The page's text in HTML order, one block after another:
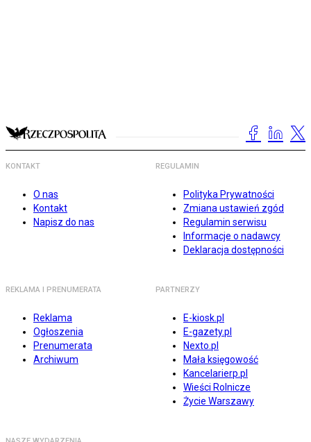
KONTAKT
O nas
Kontakt
Napisz do nas
REGULAMIN
Polityka Prywatności
Zmiana ustawień zgód
Regulamin serwisu
Informacje o nadawcy
Deklaracja dostępności
REKLAMA I PRENUMERATA
Reklama
Ogłoszenia
Prenumerata
Archiwum
PARTNERZY
E-kiosk.pl
E-gazety.pl
Nexto.pl
Mała księgowość
Kancelarierp.pl
Wieści Rolnicze
Życie Warszawy